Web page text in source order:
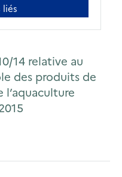
liés
14 relative au
des produits de